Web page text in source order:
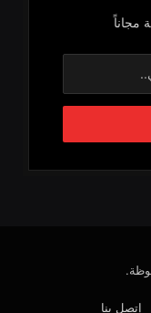
مجاناً
إتصل بنا